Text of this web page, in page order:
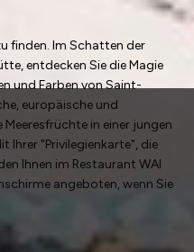
finden. Im Schatten der
entdecken Sie die Magie
und Farben von Saint-
europäische und
in einer jungen
Ihrer "Privilegienkarte", die
Ihnen im Restaurant WAI
angeboten, wenn Sie